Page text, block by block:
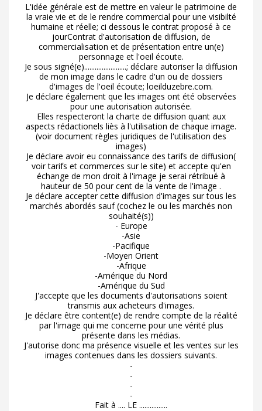
L'idée générale est de mettre en valeur le patrimoine de
la vraie vie et de le rendre commercial pour une visibilté
humaine et réelle; ci dessous le contrat proposé à ce
jourContrat d'autorisation de diffusion, de
commercialisation et de présentation entre un(e)
personnage et l'oeil écoute.
Je sous signé(e)........................; déclare autoriser la diffusion
de mon image dans le cadre d'un ou de dossiers
d'images de l'oeil écoute; loeilduzebre.com.
Je déclare également que les images ont été observées
pour une autorisation autorisée.
Elles respecteront la charte de diffusion quant aux
aspects rédactionels liès à l'utilisation de chaque image.
(voir document règles juridiques de l'utilisation des
images)
Je déclare avoir eu connaissance des tarifs de diffusion(
voir tarifs et commerces sur le site) et accepte qu'en
échange de mon droit à l'image je serai rétribué à
hauteur de 50 pour cent de la vente de l'image .
Je déclare accepter cette diffusion d'images sur tous les
marchés abordés sauf (cochez le ou les marchés non
souhaité(s))
- Europe
-Asie
-Pacifique
-Moyen Orient
-Afrique
-Amérique du Nord
-Amérique du Sud
J'accepte que les documents d'autorisations soient
transmis aux acheteurs d'images.
Je déclare être content(e) de rendre compte de la réalité
par l'image qui me concerne pour une vérité plus
présente dans les médias.
J'autorise donc ma présence visuelle et les ventes sur les
images contenues dans les dossiers suivants.
-
-
-
-
Fait à .... LE ................